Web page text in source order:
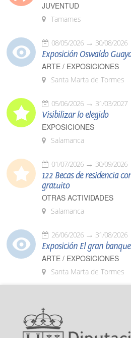
JUVENTUD
Tamames
08/05/2026 30/08/2026
Exposición Oswaldo
ARTE / EXPOSICIONES
Santa Marta de Tormes
05/06/2026 31/03/2027
Visibilizar lo elegido
EXPOSICIONES
Salamanca
01/07/2026 30/09/2026
122 Becas de residencia
gratuito
OTRAS ACTIVIDADES
Salamanca
26/06/2026 31/08/2026
Exposición El gran
ARTE / EXPOSICIONES
Santa Marta de Tormes